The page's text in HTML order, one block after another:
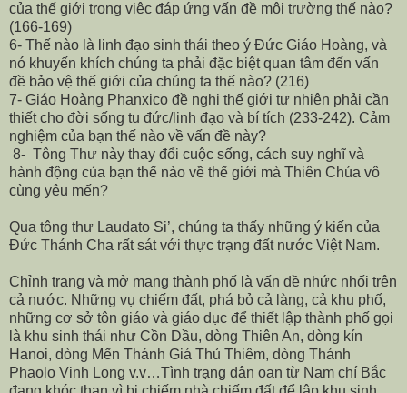
của thế giới trong việc đáp ứng vấn đề môi trường thế nào?
(166-169)
6- Thế nào là linh đạo sinh thái theo ý Đức Giáo Hoàng, và
nó khuyến khích chúng ta phải đặc biệt quan tâm đến vấn
đề bảo vệ thế giới của chúng ta thế nào? (216)
7- Giáo Hoàng Phanxico đề nghị thế giới tự nhiên phải cần
thiết cho đời sống tu đức/linh đạo và bí tích (233-242). Cảm
nghiệm của bạn thế nào về vấn đề này?
8- Tông Thư này thay đổi cuộc sống, cách suy nghĩ và
hành động của bạn thế nào về thế giới mà Thiên Chúa vô
cùng yêu mến?
Qua tông thư Laudato Si’, chúng ta thấy những ý kiến của
Đức Thánh Cha rất sát với thực trạng đất nước Việt Nam.
Chỉnh trang và mở mang thành phố là vấn đề nhức nhối trên
cả nước. Những vụ chiếm đất, phá bỏ cả làng, cả khu phố,
những cơ sở tôn giáo và giáo dục để thiết lập thành phố gọi
là khu sinh thái như Cồn Dầu, dòng Thiên An, dòng kín
Hanoi, dòng Mến Thánh Giá Thủ Thiêm, dòng Thánh
Phaolo Vinh Long v.v…Tình trạng dân oan từ Nam chí Bắc